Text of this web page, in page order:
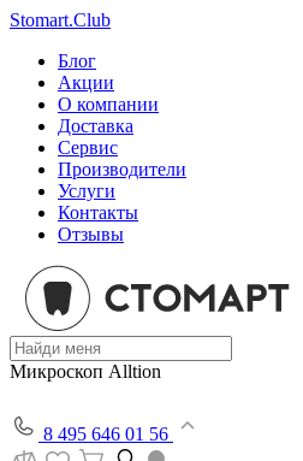
Stomart.Club
Блог
Акции
О компании
Доставка
Сервис
Производители
Услуги
Контакты
Отзывы
Микроскоп Alltion
8 495 646 01 56